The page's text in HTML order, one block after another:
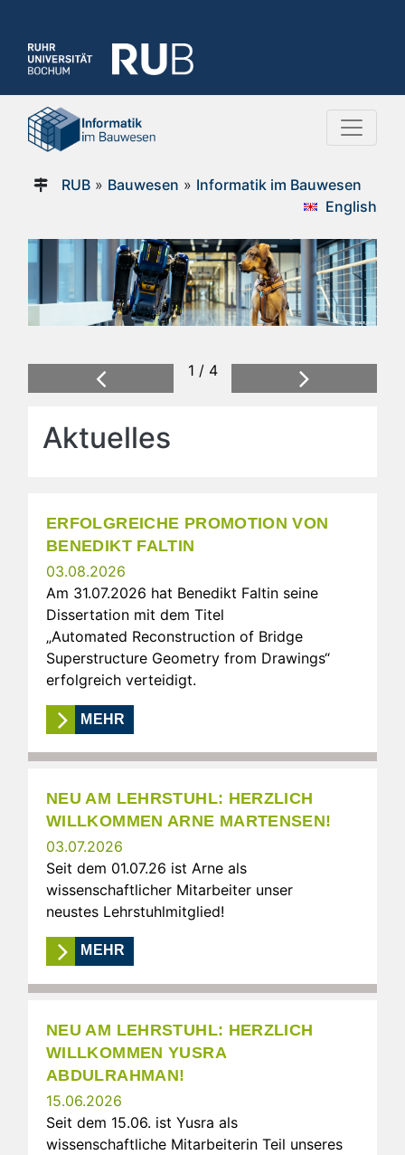
RUB» Bauwesen » Informatik im Bauwesen
English
1 / 4
Previous
Next
Aktuelles
ERFOLGREICHE PROMOTION VON
BENEDIKT FALTIN
03.08.2026
Am 31.07.2026 hat Benedikt Faltin seine
Dissertation mit dem Titel
„Automated Reconstruction of Bridge
Superstructure Geometry from Drawings“
erfolgreich verteidigt.
MEHR
NEU AM LEHRSTUHL: HERZLICH
WILLKOMMEN ARNE MARTENSEN!
03.07.2026
Seit dem 01.07.26 ist Arne als
wissenschaftlicher Mitarbeiter unser
neustes Lehrstuhlmitglied!
MEHR
NEU AM LEHRSTUHL: HERZLICH
WILLKOMMEN YUSRA
ABDULRAHMAN!
15.06.2026
Seit dem 15.06. ist Yusra als
wissenschaftliche Mitarbeiterin Teil unseres